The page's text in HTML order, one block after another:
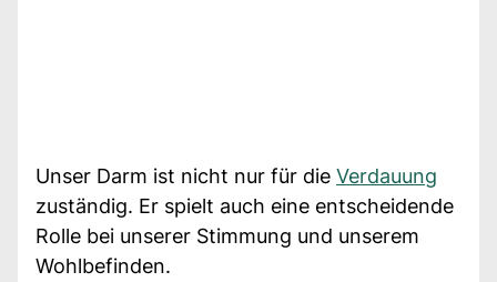
Unser Darm ist nicht nur für die Verdauung
zuständig. Er spielt auch eine entscheidende
Rolle bei unserer Stimmung und unserem
Wohlbefinden.